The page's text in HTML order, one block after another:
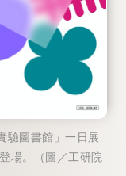
圖書館」一日展
場。（圖／工研院